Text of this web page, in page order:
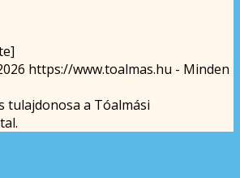
https://www.toalmas.hu - Minden
tulajdonosa a Tóalmási